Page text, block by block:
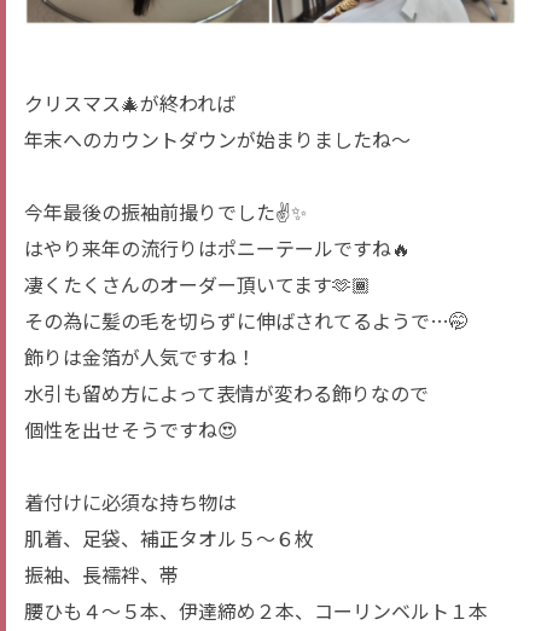
クリスマス🎄が終われば
年末へのカウントダウンが始まりましたね〜
今年最後の振袖前撮りでした✌️✨
はやり来年の流行りはポニーテールですね🔥
凄くたくさんのオーダー頂いてます🫶🏾
その為に髪の毛を切らずに伸ばされてるようで…🤭
飾りは金箔が人気ですね！
水引も留め方によって表情が変わる飾りなので
個性を出せそうですね😍
着付けに必須な持ち物は
肌着、足袋、補正タオル５〜６枚
振袖、長襦袢、帯
腰ひも４〜５本、伊達締め２本、コーリンベルト１本